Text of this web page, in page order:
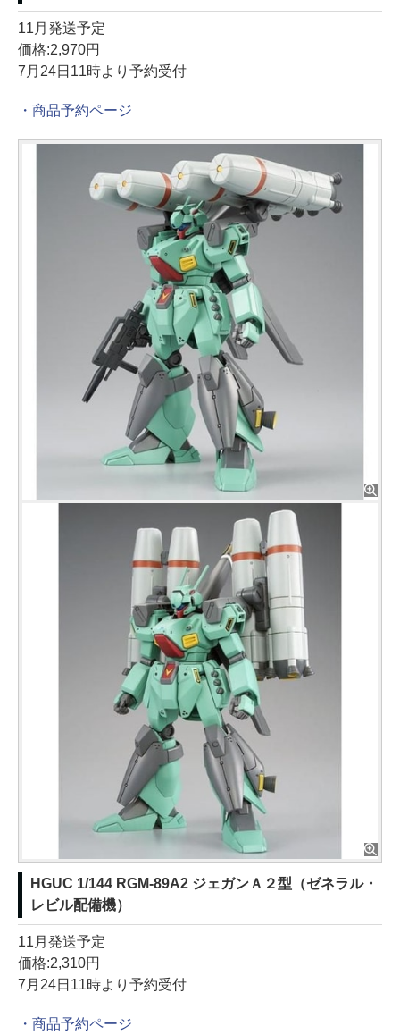
11月発送予定
価格:2,970円
7月24日11時より予約受付
・商品予約ページ
HGUC 1/144 RGM-89A2 ジェガンＡ２型（ゼネラル・
レビル配備機）
11月発送予定
価格:2,310円
7月24日11時より予約受付
・商品予約ページ